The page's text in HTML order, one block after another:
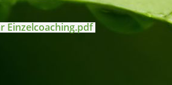
Einzelcoaching.pdf